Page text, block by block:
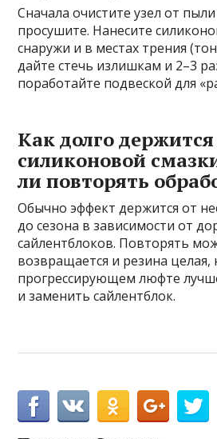
Сначала очистите узел от
просушите. Нанесите
снаружи и в местах трения
дайте стечь излишкам и 2–3
поработайте подвеской для
Как долго
силиконовой
ли повторять
Обычно эффект держится от
до сезона в зависимости от
сайлентблоков. Повторять
возвращается и резина целая,
прогрессирующем люфте
и заменить сайлентблок.